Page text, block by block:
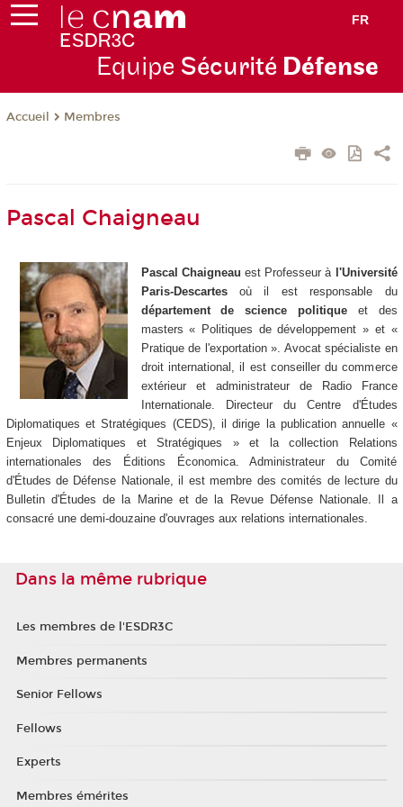
FR
Equipe Sécurité Défense
Accueil Membres
Pascal Chaigneau
Pascal Chaigneau est Professeur à l'Université
Paris-Descartesoù il est responsable du
département de science politiqueet des
masters « Politiques de développement » et «
Pratique de l'exportation ». Avocat spécialiste en
droit international, il est conseiller du commerce
extérieur et administrateur de Radio France
Internationale. Directeur du Centre d'Études
Diplomatiques et Stratégiques (CEDS), il dirige la publication annuelle «
Enjeux Diplomatiques et Stratégiques » et la collection Relations
internationales des Éditions Économica. Administrateur du Comité
d'Études de Défense Nationale, il est membre des comités de lecture du
Bulletin d'Études de la Marine et de la Revue Défense Nationale. Il a
consacré une demi-douzaine d'ouvrages aux relations internationales.
Dans la même rubrique
Les membres de l'ESDR3C
Membres permanents
Senior Fellows
Fellows
Experts
Membres émérites